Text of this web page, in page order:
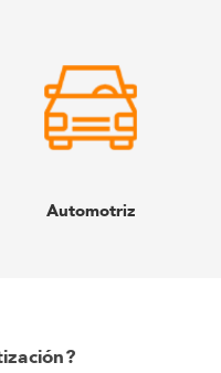
Automotriz